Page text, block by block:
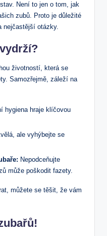
Není to jen o tom, jak
zubů. Proto je důležité
nejčastější otázky.
životností, která se
Samozřejmě, záleží na
hygiena hraje klíčovou
ale vyhýbejte se
Nepodceňujte
může poškodit fazety.
můžete se těšit, že vám